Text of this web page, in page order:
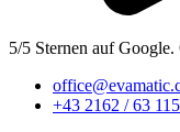
5/5 Sternen auf
+43 2162 / 63 115